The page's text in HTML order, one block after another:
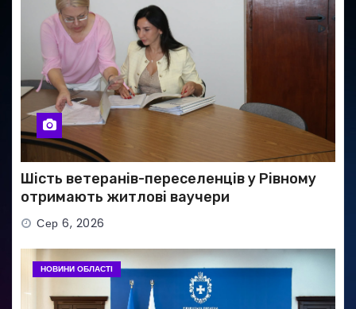
Шість ветеранів-переселенців у Рівному
отримають житлові ваучери
Сер 6, 2026
НОВИНИ ОБЛАСТІ